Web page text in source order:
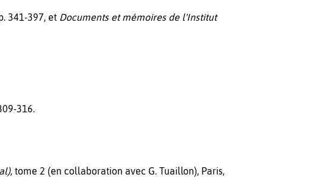
341-397, et Documents et mémoires de l'Institut
316.
, tome 2 (en collaboration avec G. Tuaillon), Paris,